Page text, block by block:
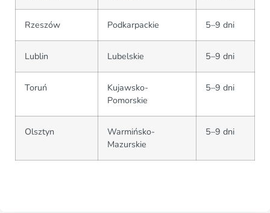
Rzeszów Podkarpackie 5–9 dni
Lublin Lubelskie 5–9 dni
Toruń
Kujawsko-
Pomorskie
5–9 dni
Olsztyn
Warmińsko-
Mazurskie
5–9 dni